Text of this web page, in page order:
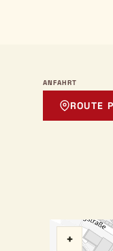
ANFAHRT
ROUTE
+